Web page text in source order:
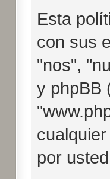
Esta
con sus
"nos",
y phpBB
por